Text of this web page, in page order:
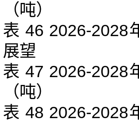
（吨）
表 46 2026-2028
展望
表 47 2026-2028
（吨）
表 48 2026-2028